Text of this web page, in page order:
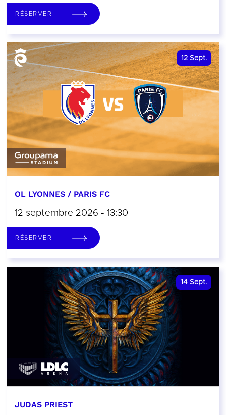
RÉSERVER
12 Sept.
OL LYONNES / PARIS FC
12 septembre 2026 - 13:30
RÉSERVER
14 Sept.
JUDAS PRIEST